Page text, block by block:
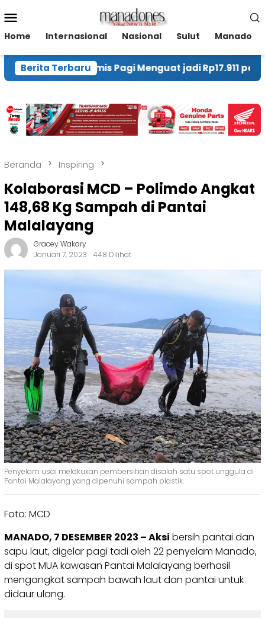
ke
kontenMobile
Home Internasional Nasional Sulut Manado
Berita Terbaru
pada Kamis Pagi Menguat jadi Rp17.911 per Dolar AS
Beranda Inspiring
Kolaborasi MCD – Polimdo Angkat
148,68 Kg Sampah di Pantai
Malalayang
Gracey Wakary
Januari 7, 2023
448 Dilihat
Penyelam usai melakukan pembersihan disalah satu spot unggula di
Pantai Malalayang yang dipenuhi sampah plastik.
Foto: MCD
MANADO, 7 DESEMBER 2023 – Aksi bersih pantai dan
sapu laut, digelar pagi tadi oleh 22 penyelam Manado,
di spot MUA kawasan Pantai Malalayang berhasil
mengangkat sampah bawah laut dan pantai untuk
didaur ulang.